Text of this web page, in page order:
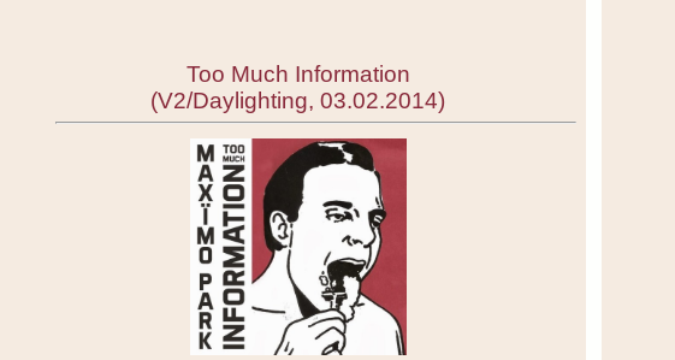
Too Much Information
(V2/Daylighting, 03.02.2014)